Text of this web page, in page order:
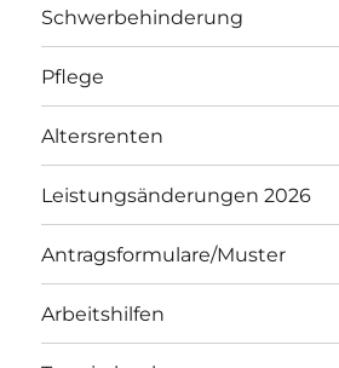
Schwerbehinderung
Pflege
Altersrenten
Leistungsänderungen 2026
Antragsformulare/Muster
Arbeitshilfen